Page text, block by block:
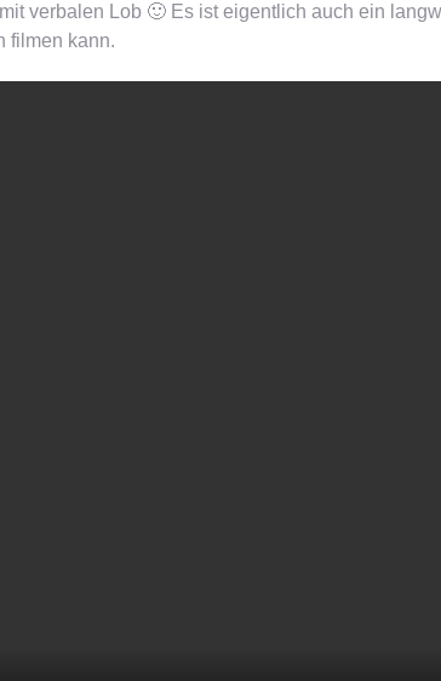
verbalen Lob 🙂 Es ist eigentlich auch ein
filmen kann.